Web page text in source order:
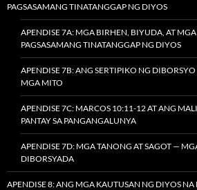
PAGSASAMANG TINATANGGAP NG DIYOS
APENDISE 7A: MGA BIRHEN, BIYUDA, AT
PAGSASAMANG TINATANGGAP NG DIYOS
APENDISE 7B: ANG SERTIPIKO NG
MGA MITO
APENDISE 7C: MARCOS 10:11-12 AT ANG
PANTAY SA PANGANGALUNYA
APENDISE 7D: MGA TANONG AT SAGOT —
DIBORSYADA
APENDISE 8: ANG MGA KAUTUSAN NG DIYOS